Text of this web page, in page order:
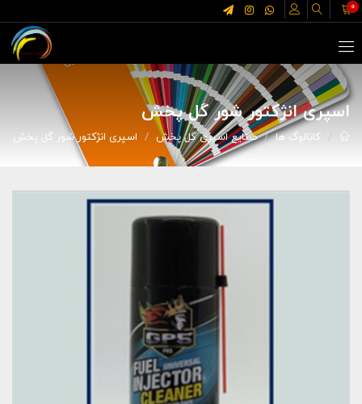
0
اسپری انژکتور شور گل پخش
کاتالوگ ها صنایع اسپری گل پخش اسپری انژکتور شور گل پخش